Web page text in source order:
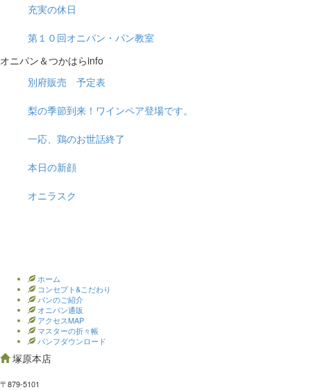
充実の休日
第１０回オニパン・パン教室
オニパン＆つかはらinfo
別府販売 予定表
梨の季節到来！ワインペア登場です。
一応、鶏のお世話終了
本日の新顔
オニラスク
ホーム
コンセプト&こだわり
パンのご紹介
オニパン通販
アクセスMAP
マスターの折々帳
パンフダウンロード
塚原本店
〒879-5101